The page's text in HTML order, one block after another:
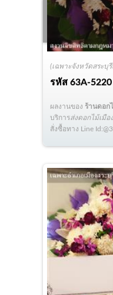
(เฉพาะจังหวัดสระบุ
รหัส63A-5220
ผลงานของ ร้านดอก
บริการส่งดอกไม้เมือ
สั่งซื้อทาง Line